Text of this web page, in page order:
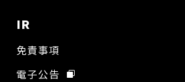
IR
免責事項
電子公告